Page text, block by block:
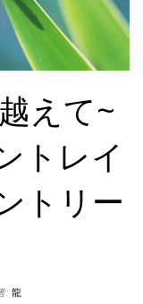
えて~
トレイ
トリー
: 龍